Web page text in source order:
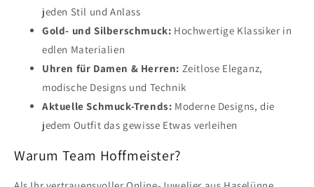
jeden Stil und Anlass
Gold- und Silberschmuck: Hochwertige Klassiker in
edlen Materialien
Uhren für Damen & Herren: Zeitlose Eleganz,
modische Designs und Technik
Aktuelle Schmuck-Trends: Moderne Designs, die
jedem Outfit das gewisse Etwas verleihen
Warum Team Hoffmeister?